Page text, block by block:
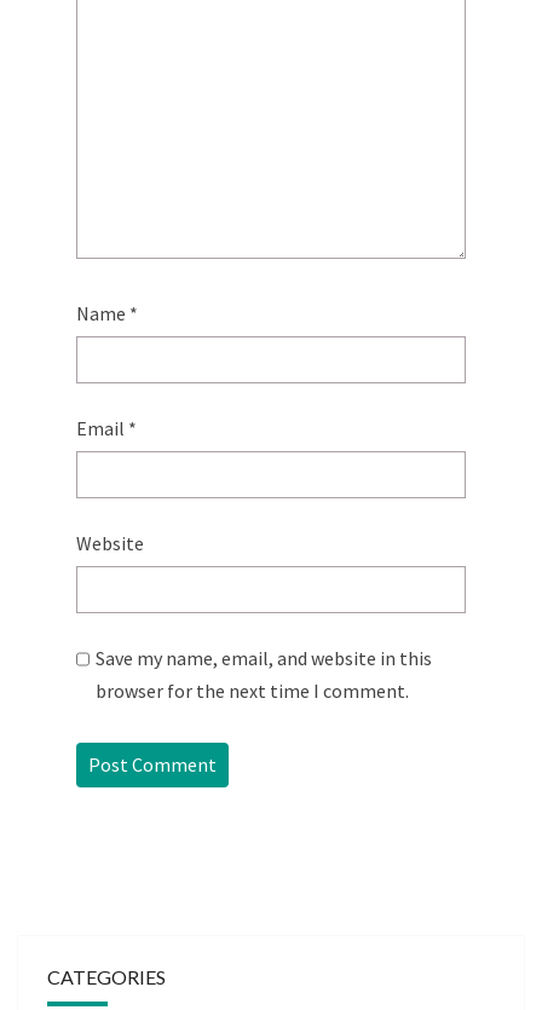
Name *
Email *
Website
Save my name, email, and website in this
browser for the next time I comment.
CATEGORIES